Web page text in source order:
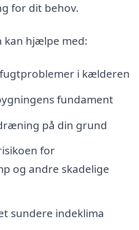
for dit behov.
hjælpe med:
i kælderen
fundament
på din grund
for
og andre skadelige
sundere indeklima